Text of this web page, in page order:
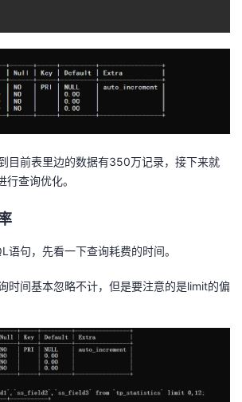
目前表里边的数据有350万记录，接下来就
查询优化。
语句，先看一下查询耗费的时间。
时间基本忽略不计，但是要注意的是limit的偏